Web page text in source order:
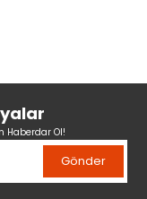
Haberdar Ol!
Gönder